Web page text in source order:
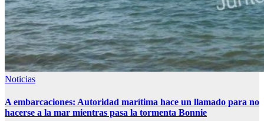
Noticias
A embarcaciones: Autoridad marítima hace un llamado para no
hacerse a la mar mientras pasa la tormenta Bonnie